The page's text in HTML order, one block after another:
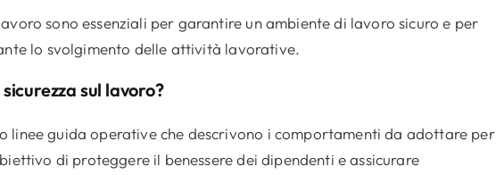
sono essenziali per garantire un ambiente di lavoro sicuro e per
lo svolgimento delle attività lavorative.
sul lavoro?
linee guida operative che descrivono i comportamenti da adottare per
di proteggere il benessere dei dipendenti e assicurare